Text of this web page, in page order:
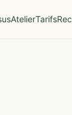
AtelierTarifs